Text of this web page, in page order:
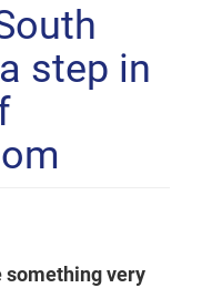
step in
something very